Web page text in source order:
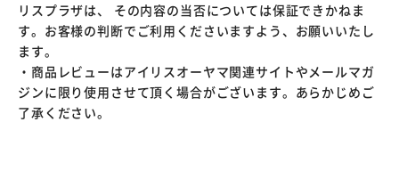
リスプラザは、 その内容の当否については保証できかねま
す。お客様の判断でご利用くださいますよう、お願いいたし
ます。
・商品レビューはアイリスオーヤマ関連サイトやメールマガ
ジンに限り使用させて頂く場合がございます。あらかじめご
了承ください。